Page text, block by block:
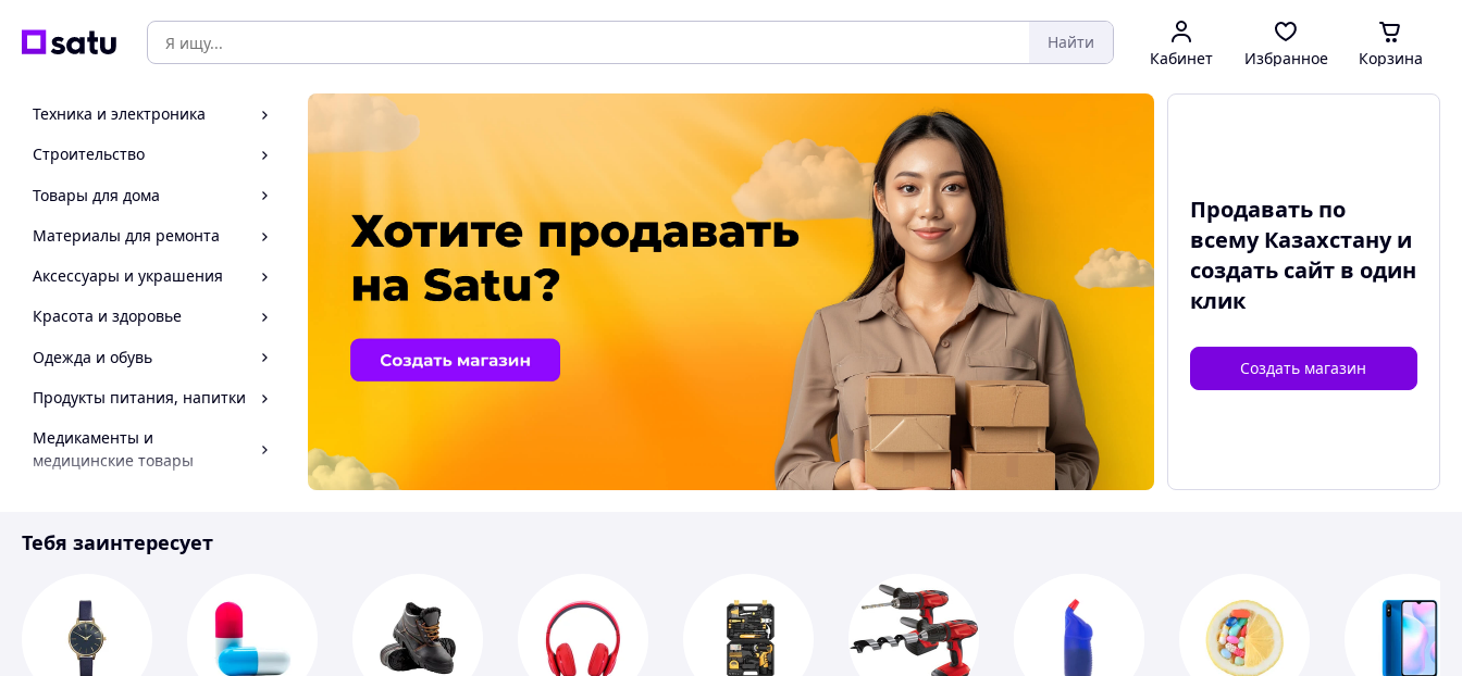
Найти
Кабинет Избранное Корзина
Техника и электроника
Строительство
Товары для дома
Материалы для ремонта
Аксессуары и украшения
Красота и здоровье
Одежда и обувь
Продукты питания, напитки
Медикаменты и
медицинские товары
Инструмент
Продавать по
всему Казахстану и
создать сайтв один
клик
Создать магазин
Тебя заинтересует